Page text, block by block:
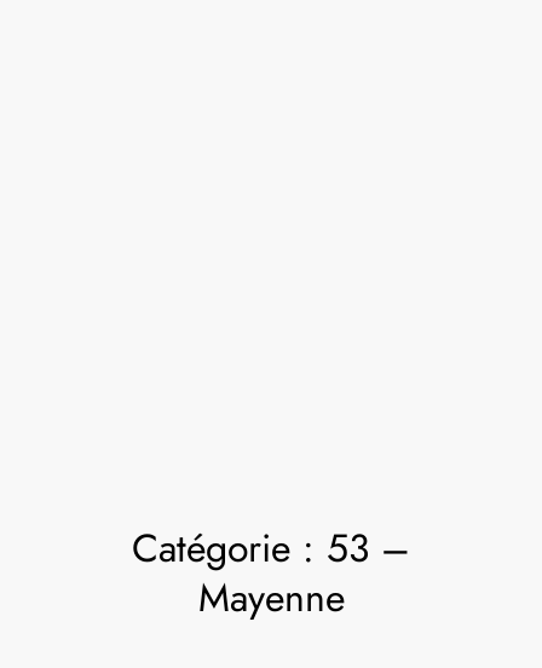
Catégorie : 53 –
Mayenne